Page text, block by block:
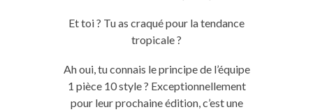
Et toi ? Tu as craqué pour la tendance
tropicale ?
Ah oui, tu connais le principe de l’équipe
1 pièce 10 style ? Exceptionnellement
pour leur prochaine édition, c’est une